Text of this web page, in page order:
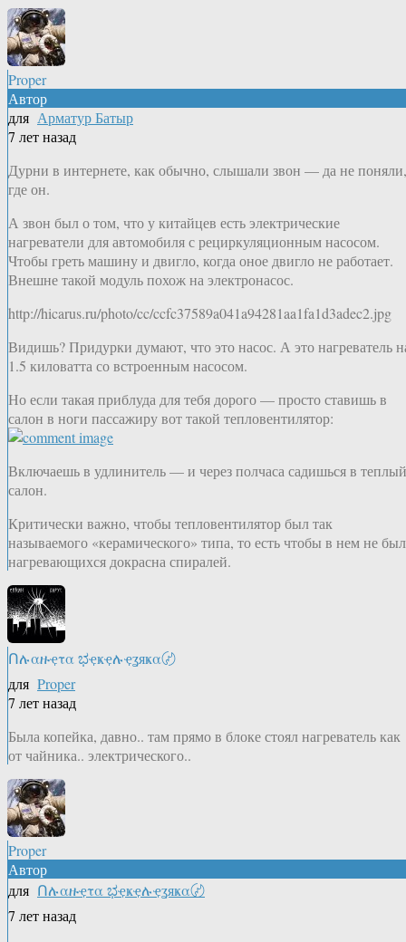
Proper
Автор
для Арматур Батыр
7 лет назад
Дурни в интернете, как обычно, слышали звон — да не поняли,
где он.
А звон был о том, что у китайцев есть электрические
нагреватели для автомобиля с рециркуляционным насосом.
Чтобы греть машину и двигло, когда оное двигло не работает.
Внешне такой модуль похож на электронасос.
http://hicarus.ru/photo/cc/ccfc37589a041a94281aa1fa1d3adec2.jpg
Видишь? Придурки думают, что это насос. А это нагреватель
1.5 киловатта со встроенным насосом.
Но если такая приблуда для тебя дорого — просто ставишь в
салон в ноги пассажиру вот такой тепловентилятор:
Включаешь в удлинитель — и через полчаса садишься в теплый
салон.
Критически важно, чтобы тепловентилятор был так
называемого «керамического» типа, то есть чтобы в нем не
нагревающихся докрасна спиралей.
Ոሉαዙҿτα ಭҿҝҿሉҿʓяҝα〄
для Proper
7 лет назад
Была копейка, давно.. там прямо в блоке стоял нагреватель как
от чайника.. электрического..
Proper
Автор
для Ոሉαዙҿτα ಭҿҝҿሉҿʓяҝα〄
7 лет назад